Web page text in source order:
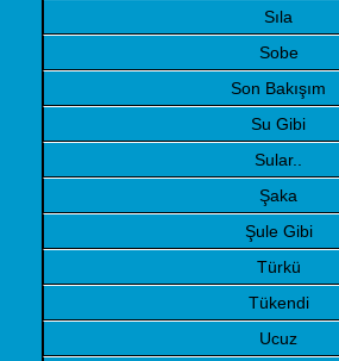
Sıla
Sobe
Son Bakışım
Su Gibi
Sular..
Şaka
Şule Gibi
Türkü
Tükendi
Ucuz